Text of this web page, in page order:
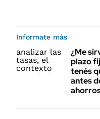
Informate más
¿Me
plazo
tenés
antes